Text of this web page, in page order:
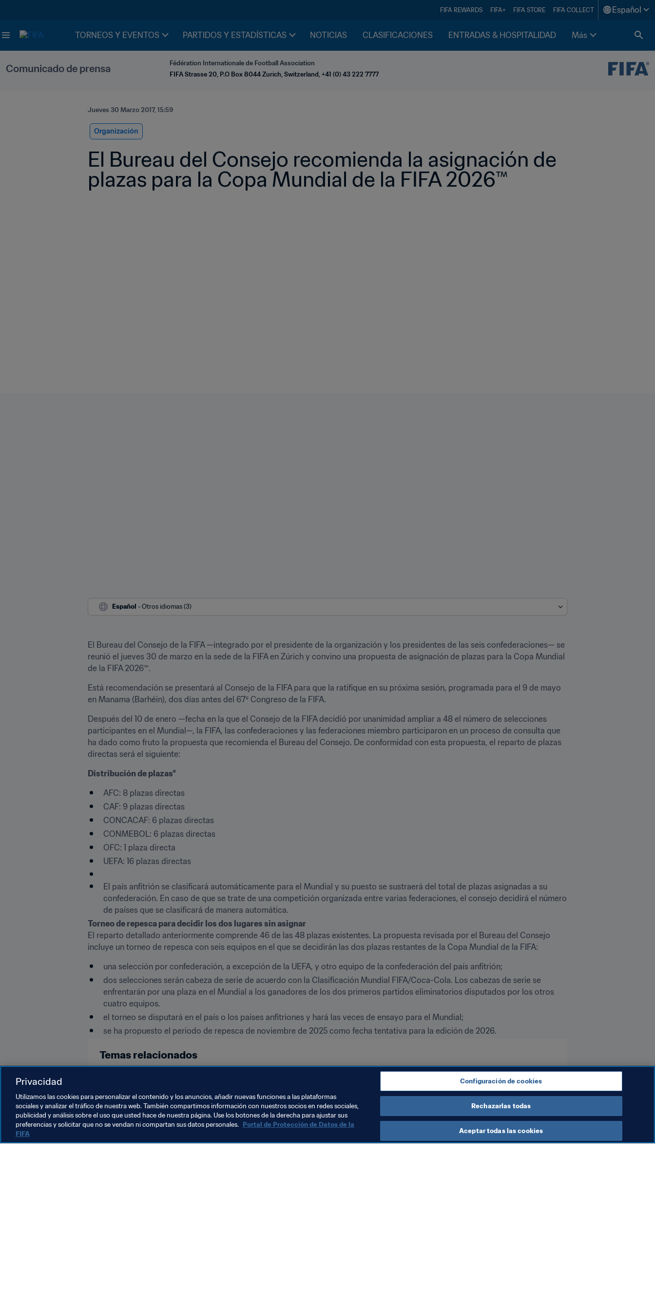
FIFA REWARDS FIFA+ FIFA STORE FIFA COLLECT Español
TORNEOS Y EVENTOS PARTIDOS Y ESTADÍSTICAS NOTICIAS CLASIFICACIONES ENTRADAS & HOSPITALIDAD Más
Comunicado de prensa
Fédération Internationale de Football Association
FIFA Strasse 20, P.O Box 8044 Zurich, Switzerland, +41 (0) 43 222 7777
Jueves 30 Marzo 2017, 15:59
Organización
El Bureau del Consejo recomienda la asignación de
plazas para la Copa Mundial de la FIFA 2026™
Español - Otros idiomas (3)
El Bureau del Consejo de la FIFA —integrado por el presidente de la organización y los presidentes de las seis confederaciones— se
reunió el jueves 30 de marzo en la sede de la FIFA en Zúrich y convino una propuesta de asignación de plazas para la Copa Mundial
de la FIFA 2026™.
Está recomendación se presentará al Consejo de la FIFA para que la ratifique en su próxima sesión, programada para el 9 de mayo
en Manama (Barhéin), dos días antes del 67º Congreso de la FIFA.
Después del 10 de enero —fecha en la que el Consejo de la FIFA decidió por unanimidad ampliar a 48 el número de selecciones
participantes en el Mundial—, la FIFA, las confederaciones y las federaciones miembro participaron en un proceso de consulta que
ha dado como fruto la propuesta que recomienda el Bureau del Consejo. De conformidad con esta propuesta, el reparto de plazas
directas será el siguiente:
Distribución de plazas*
AFC: 8 plazas directas
CAF: 9 plazas directas
CONCACAF: 6 plazas directas
CONMEBOL: 6 plazas directas
OFC: 1 plaza directa
UEFA: 16 plazas directas
El país anfitrión se clasificará automáticamente para el Mundial y su puesto se sustraerá del total de plazas asignadas a su
confederación. En caso de que se trate de una competición organizada entre varias federaciones, el consejo decidirá el número
de países que se clasificará de manera automática.
Torneo de repesca para decidir los dos lugares sin asignar
El reparto detallado anteriormente comprende 46 de las 48 plazas existentes. La propuesta revisada por el Bureau del Consejo
incluye un torneo de repesca con seis equipos en el que se decidirán las dos plazas restantes de la Copa Mundial de la FIFA:
una selección por confederación, a excepción de la UEFA, y otro equipo de la confederación del país anfitrión;
dos selecciones serán cabeza de serie de acuerdo con la Clasificación Mundial FIFA/Coca-Cola. Los cabezas de serie se
enfrentarán por una plaza en el Mundial a los ganadores de los dos primeros partidos eliminatorios disputados por los otros
cuatro equipos.
el torneo se disputará en el país o los países anfitriones y hará las veces de ensayo para el Mundial;
se ha propuesto el periodo de repesca de noviembre de 2025 como fecha tentativa para la edición de 2026.
Temas relacionados
Privacidad
Utilizamos las cookies para personalizar el contenido y los anuncios, añadir nuevas funciones a las plataformas
sociales y analizar el tráfico de nuestra web. También compartimos información con nuestros socios en redes sociales,
publicidad y análisis sobre el uso que usted hace de nuestra página. Use los botones de la derecha para ajustar sus
preferencias y solicitar que no se vendan ni compartan sus datos personales. Portal de Protección de Datos de la
FIFA
Configuración de cookies
Rechazarlas todas
Aceptar todas las cookies